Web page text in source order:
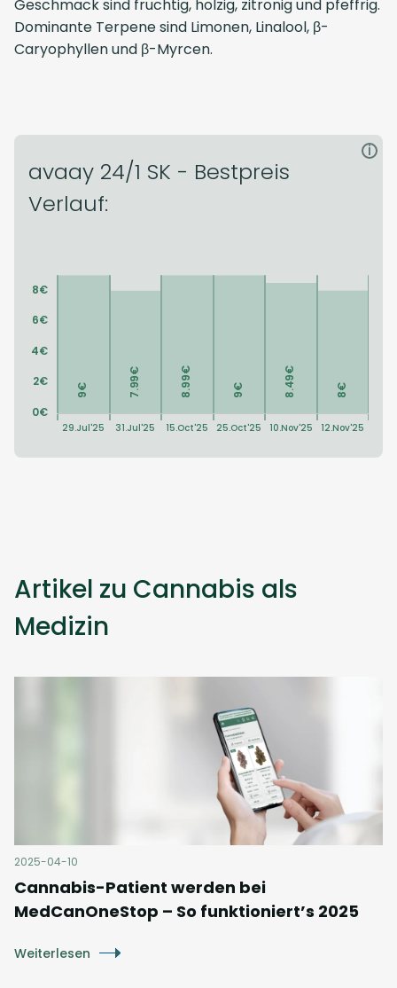
Geschmack sind fruchtig, holzig, zitronig und pfeffrig.
Dominante Terpene sind Limonen, Linalool, β-
Caryophyllen und β-Myrcen.
avaay 24/1 SK - Bestpreis
Verlauf:
i
Artikel zu Cannabis als
Medizin
2025-04-10
Cannabis-Patient werden bei
MedCanOneStop – So funktioniert’s 2025
Weiterlesen